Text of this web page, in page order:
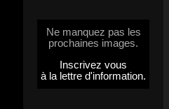
Ne manquez pas les
prochaines images.
Inscrivez vous
à la lettre d'information.